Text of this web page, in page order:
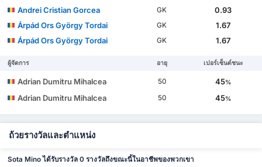
Andrei Cristian Gorcea
GK
0.93
Árpád Ors György Tordai
GK
1.67
Árpád Ors György Tordai
GK 1.67
ผู้จัดการ อายุ เปอร์เซ็นต์ชนะ
Adrian Dumitru Mihalcea 50 45%
Adrian Dumitru Mihalcea 50 45%
ถ้วยรางวัลและตำแหน่ง
Sota Mino ได้รับรางวัล 0 รางวัลถึงขณะนี้ในอาชีพของพวกเขา